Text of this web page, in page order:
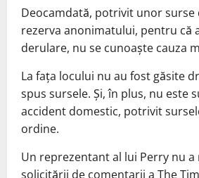
Deocamdată, potrivit unor surse
rezerva anonimatului, pentru că
derulare, nu se cunoaște cauza
La fața locului nu au fost găsite
spus sursele. Și, în plus, nu este
accident domestic, potrivit
ordine.
Un reprezentant al lui Perry nu
solicitării de comentarii a The